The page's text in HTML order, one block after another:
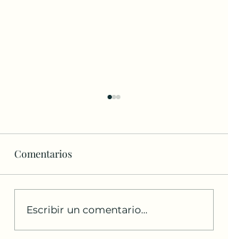
DIALOGO DEL PAPA CON
LOS JOVENES en Asis 6-
Comentarios
Escribir un comentario...